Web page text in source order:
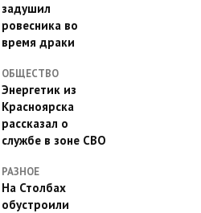
задушил
ровесника во
время драки
ОБЩЕСТВО
Энергетик из
Красноярска
рассказал о
службе в зоне СВО
РАЗНОЕ
На Столбах
обустроили